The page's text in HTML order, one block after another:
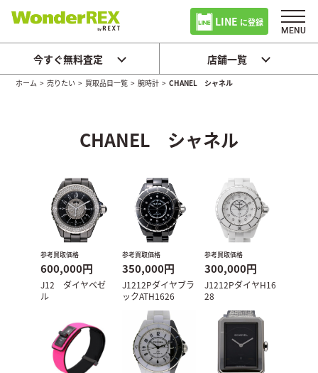
LINE に登録
今すぐ無料査定 店舗一覧
ホーム >売りたい > 買取品目一覧 >腕時計 >CHANEL シャネル
CHANEL シャネル
参考買取価格
600,000円
J12 ダイヤベゼ
ル
参考買取価格
350,000円
J1212Pダイヤブラ
ックATH1626
参考買取価格
300,000円
J1212PダイヤH16
28